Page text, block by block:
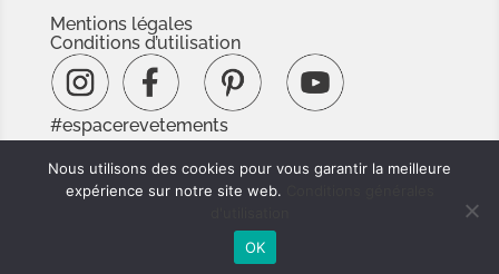
Mentions légales
Conditions d’utilisation
#espacerevetements
www.espacedoc.fr
www.signnaturedexception.com
Nous utilisons des cookies pour vous garantir la meilleure
expérience sur notre site web.
OK